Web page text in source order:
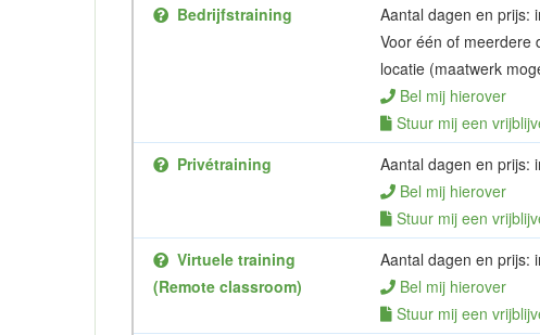
Bedrijfstraining
Aantal dagen en prijs:
Voor één of meerdere
locatie (maatwerk
Bel mij hierover
Stuur mij een
Privétraining
Aantal dagen en prijs:
Bel mij hierover
Stuur mij een
Virtuele training
(Remote classroom)
Aantal dagen en prijs:
Bel mij hierover
Stuur mij een